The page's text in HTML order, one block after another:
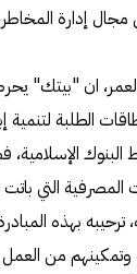
إدارة
العمر، ان "بيتك"
الطلبة لتنمية
الإسلامية،
المصرفية التي
بهذه
وتمكينهم من العمل